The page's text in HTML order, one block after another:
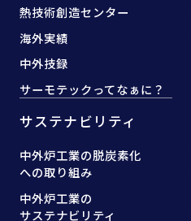
熱技術創造センター
海外実績
中外技録
サーモテックってなぁに？
サステナビリティ
中外炉工業の脱炭素化
への取り組み
中外炉工業の
サステナビリティ